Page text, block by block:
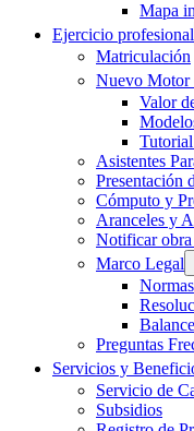
Mapa
Ejercicio profesional
Matriculación
Nuevo
Valor
Asistentes
Presentación
Cómputo y
Aranceles y
Notificar
Marco Legal
Normas
Preguntas
Servicios y
Servicio de
Subsidios